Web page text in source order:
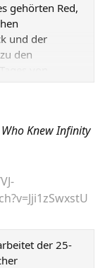
gehörten Red,
und der
den
von
wird, liegt es
Knew Infinity
der 25-